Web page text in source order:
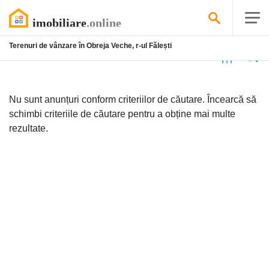
Terenuri de vânzare în Obreja Veche, r-ul Fălești
Nu sunt anunțuri conform criteriilor de căutare. Încearcă să
schimbi criteriile de căutare pentru a obține mai multe
rezultate.